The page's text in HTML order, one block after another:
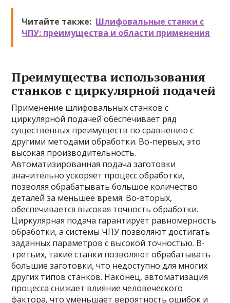
Читайте также: Шлифовальные станки с
ЧПУ: преимущества и области применения
Преимущества использования
станков с циркулярной подачей
Применение шлифовальных станков с
циркулярной подачей обеспечивает ряд
существенных преимуществ по сравнению с
другими методами обработки. Во-первых, это
высокая производительность.
Автоматизированная подача заготовки
значительно ускоряет процесс обработки,
позволяя обрабатывать большое количество
деталей за меньшее время. Во-вторых,
обеспечивается высокая точность обработки.
Циркулярная подача гарантирует равномерность
обработки, а системы ЧПУ позволяют достигать
заданных параметров с высокой точностью. В-
третьих, такие станки позволяют обрабатывать
большие заготовки, что недоступно для многих
других типов станков. Наконец, автоматизация
процесса снижает влияние человеческого
фактора, что уменьшает вероятность ошибок и